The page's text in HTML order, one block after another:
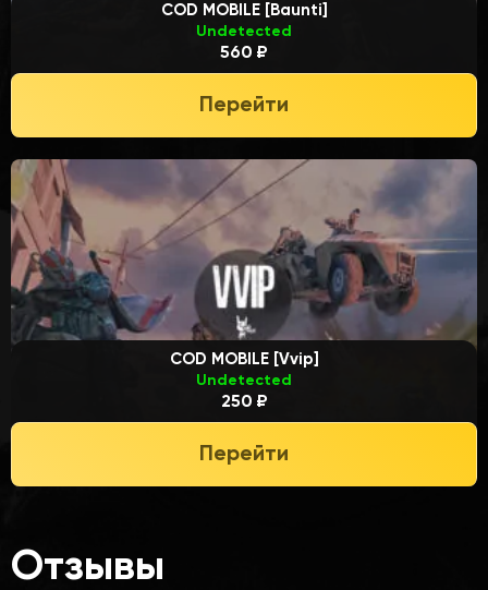
COD MOBILE [Baunti]
Undetected
560 ₽
Перейти
COD MOBILE [Vvip]
Undetected
250 ₽
Перейти
Отзывы